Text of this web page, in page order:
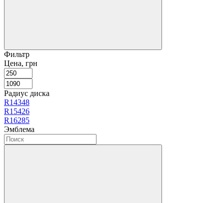
Фильтр
Цена, грн
Радиус диска
R14348
R15426
R16285
Эмблема